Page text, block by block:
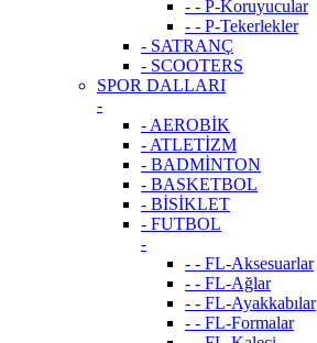
- - P-Koruyucular
- - P-Tekerlekler
- SATRANÇ
- SCOOTERS
SPOR DALLARI
-
- AEROBİK
- ATLETİZM
- BADMİNTON
- BASKETBOL
- BİSİKLET
- FUTBOL
-
- - FL-Aksesuarlar
- - FL-Ağlar
- - FL-Ayakkabılar
- - FL-Formalar